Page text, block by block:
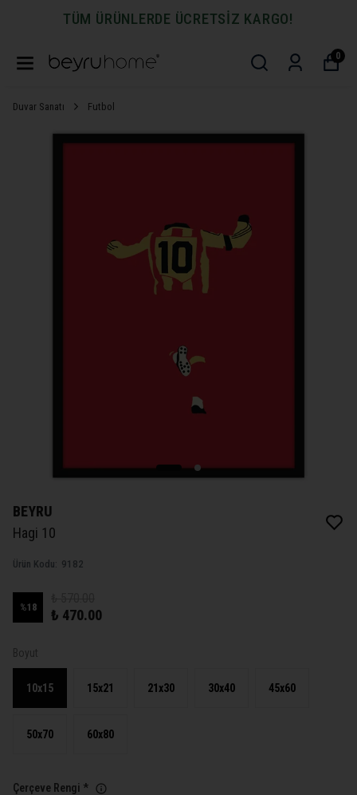
TÜM ÜRÜNLERDE ÜCRETSİZ KARGO!
0
Duvar Sanatı Futbol
BEYRU
Hagi 10
Ürün Kodu: 9182
%18 ₺ 470.00
Boyut
10x15 15x21 21x30 30x40 45x60
50x70 60x80
Çerçeve Rengi *